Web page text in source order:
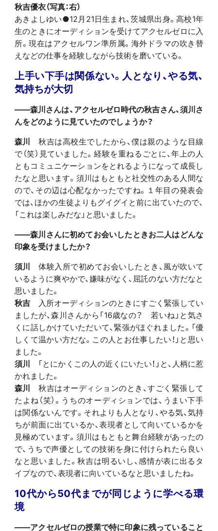
秋吉優衣（写真：右）
あきよしゆい●12月21日生まれ、茨城県出身。高校1年
生のときにオーディションを受けてアクセルゼロに入
所。現在はアクセルワン準所属。海外ドラマの吹き替
えなどの仕事を経験しながら技術を磨いている。
上手い下手は関係ない。人となり、やる気、
気持ちが大切
――森川さんは、アクセルゼロ時代の秋吉さん、須川さ
んをどのように見ていたのでしょうか？
森川 秋吉は高校生でしたから、僕は親のような目線
で（笑）見ていました。経験を重ねるごとに、年上の人
ともコミュニケーションをとれるようになって成長し
たなと思います。須川はもともと社交性のある人間な
ので、その辺は心配なかったですね。１年目の発表会
では、ほかの生徒よりもグイグイと前に出ていたので、
「これは楽しみだな」と思いました。
――森川さんに初めてお会いしたときお二人はどんな
印象を受けましたか？
須川 体験入所で初めてお会いしたとき、風が吹いて
いるように爽やかで、嫌味がなく、屈託のない方だなと
思いました。
秋吉 入所オーディションのときにすごく緊張してい
ましたが、森川さんから「16歳なの？ 若いね」と気さ
くに話しかけていただいて、緊張がほぐれました。「優
しくて温かい方だな。この人とお仕事したい！」と思い
ました。
須川 「とにかくこの人の近くにいたい！」と、人柄に惹
かれました。
森川 秋吉はオーディションのとき、すごく緊張して
たよね（笑）。うちのオーディションでは、うまい下手
は関係ないんです。それよりも人となり、やる気、気持
ちが前面に出ているか、表現者として向いているかを
見極めています。須川はもともと舞台経験があったの
で、うちで声優としての技術を身に付けられたら良い
なと思いました。秋吉は明るいし、感情が表に出るタ
イプなので、表現者に向いているなと思いましたね。
10代から50代までが同じように学べる環
境
――アクセルゼロの授業で特に印象に残っていること